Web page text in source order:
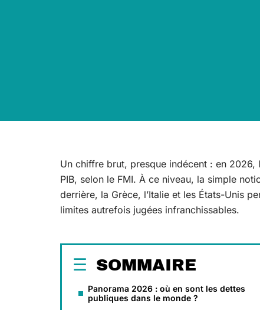
Un chiffre brut, presque indécent : en
PIB, selon le FMI. À ce niveau, la simple
derrière, la Grèce, l’Italie et les États-Unis
limites autrefois jugées infranchissables.
SOMMAIRE
Panorama 2026 : où en sont les dettes
publiques dans le monde ?